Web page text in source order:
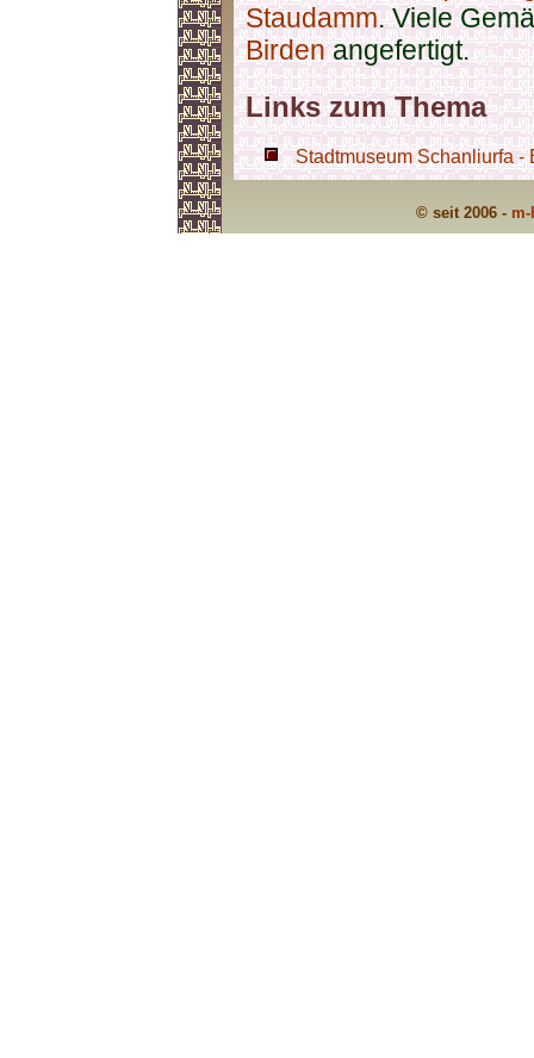
Staudamm. Viele
Birdenangefertigt.
Links zum Thema
Stadtmuseum Schanliurfa -
© seit 2006 -